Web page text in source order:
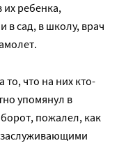
ребенка,
в сад, в школу, врач
что на них кто-
упомянул в
пожалел, как